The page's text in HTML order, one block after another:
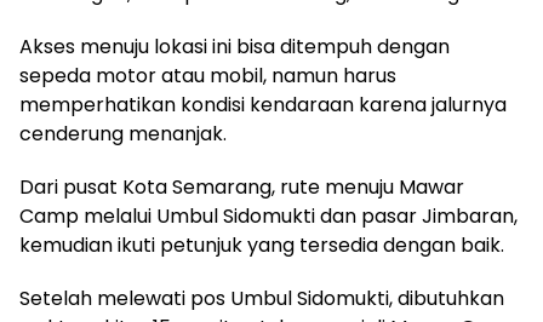
Akses menuju lokasi ini bisa ditempuh dengan
sepeda motor atau mobil, namun harus
memperhatikan kondisi kendaraan karena jalurnya
cenderung menanjak.
Dari pusat Kota Semarang, rute menuju Mawar
Camp melalui Umbul Sidomukti dan pasar Jimbaran,
kemudian ikuti petunjuk yang tersedia dengan baik.
Setelah melewati pos Umbul Sidomukti, dibutuhkan